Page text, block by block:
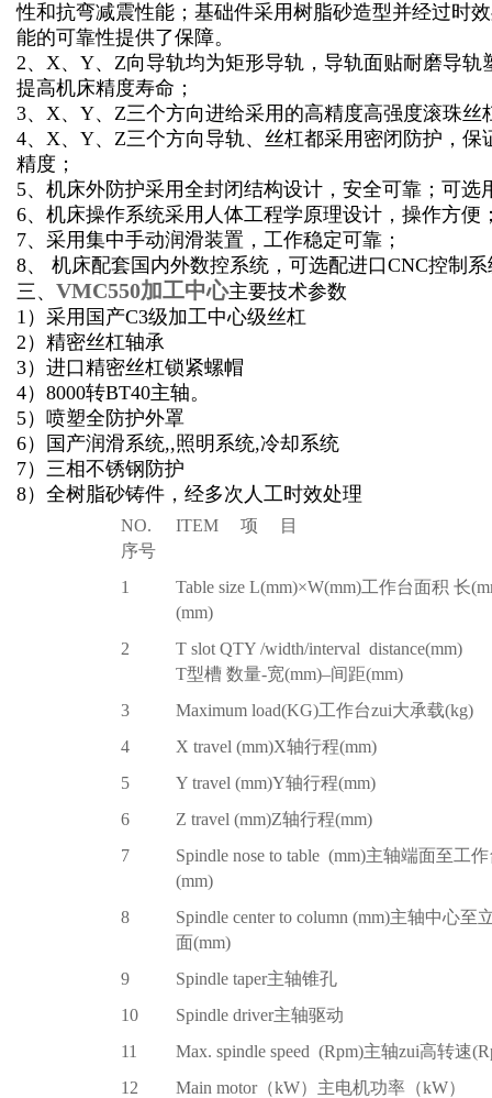
性和抗弯减震性能；基础件采用树脂砂造型并经过时
能的可靠性提供了保障。
2、X、Y、Z向导轨均为矩形导轨，导轨面贴耐磨导
提高机床精度寿命；
3、X、Y、Z三个方向进给采用的高精度高强度滚珠
4、X、Y、Z三个方向导轨、丝杠都采用密闭防护，
精度；
5、机床外防护采用全封闭结构设计，安全可靠；可选
6、机床操作系统采用人体工程学原理设计，操作方便
7、采用集中手动润滑装置，工作稳定可靠；
8、 机床配套国内外数控系统，可选配进口CNC控制
三、 VMC550加工中心主要技术参数
1 ）采用国产C3级加工中心级丝杠
2 ）精密丝杠轴承
3）进口精密丝杠锁紧螺帽
4）8000转BT40主轴。
5）喷塑全防护外罩
6）国产润滑系统,,照明系统,冷却系统
7）三相不锈钢防护
8）全树脂砂铸件，经多次人工时效处理
NO.
序号
ITEM 项 目
1 Table size L(mm)×W(mm)工作台面积 长
(mm)
2
T slot QTY /width/interval distance(mm)
T型槽 数量-宽(mm)–间距(mm)
3
Maximum load(KG)工作台zui大承载(kg)
4
X travel (mm)X轴行程(mm)
5
Y travel (mm)Y轴行程(mm)
6
Z travel (mm)Z轴行程(mm)
7
Spindle nose to table (mm)主轴端面至工
(mm)
8
Spindle center to column (mm)主轴中心至
面(mm)
9
Spindle taper主轴锥孔
10
Spindle driver主轴驱动
11
Max. spindle speed (Rpm)主轴zui高转速
12
Main motor（kW）主电机功率（kW）